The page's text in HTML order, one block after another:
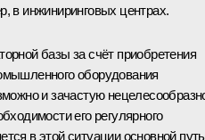
в инжиниринговых центрах.
базы за счёт приобретения
оборудования
и зачастую
его регулярного
в этой ситуации основной путь